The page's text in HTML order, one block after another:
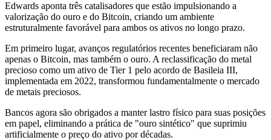
Edwards aponta três catalisadores que estão impulsionando a
valorização do ouro e do Bitcoin, criando um ambiente
estruturalmente favorável para ambos os ativos no longo prazo.
Em primeiro lugar, avanços regulatórios recentes beneficiaram não
apenas o Bitcoin, mas também o ouro. A reclassificação do metal
precioso como um ativo de Tier 1 pelo acordo de Basileia III,
implementada em 2022, transformou fundamentalmente o mercado
de metais preciosos.
Bancos agora são obrigados a manter lastro físico para suas posições
em papel, eliminando a prática de "ouro sintético" que suprimiu
artificialmente o preço do ativo por décadas.